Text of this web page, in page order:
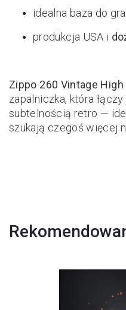
idealna baza do
produkcja USA i
Zippo 260 Vintage
zapalniczka, która
subtelnością retro —
szukają czegoś więcej